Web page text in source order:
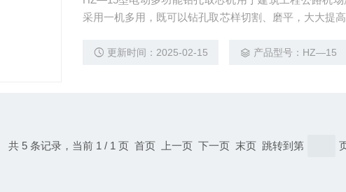
采用一机多用，既可以钻孔取芯样切割、磨平，大大提
更新时间：2025-02-15 产品型号：HZ—15
共 5 条记录，当前 1 / 1 页 首页 上一页 下一页 末页 跳转到第